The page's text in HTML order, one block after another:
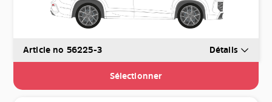
Article no 56225-3 Détails
Sélectionner